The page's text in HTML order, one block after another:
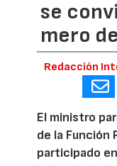
se
mero
Redacción
El ministro
de la Función
participado